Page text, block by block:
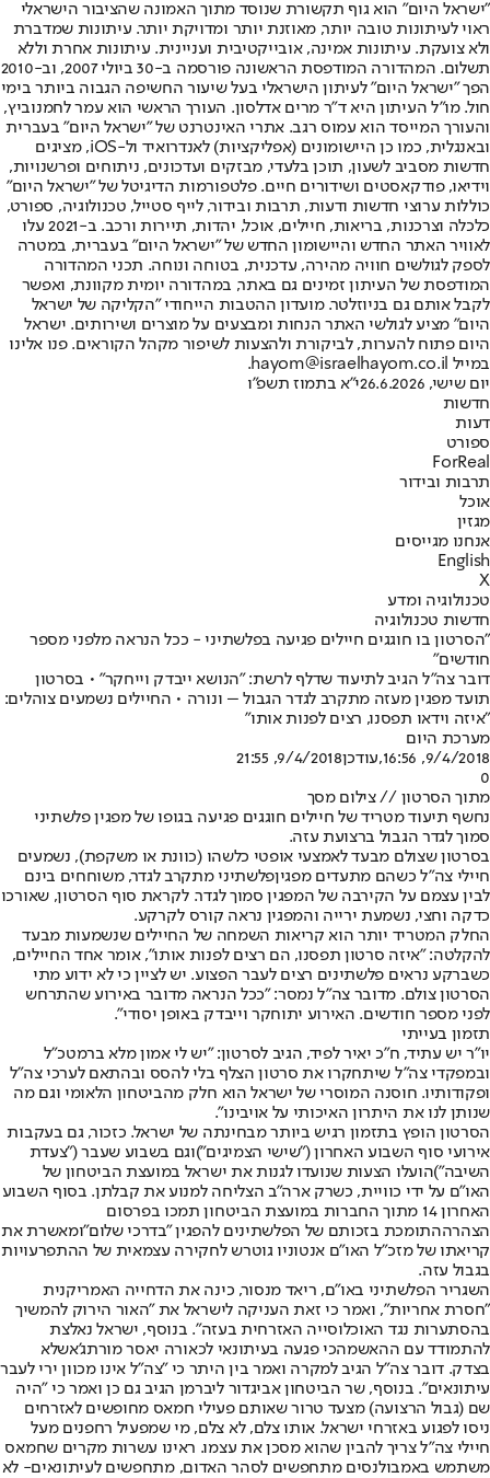
"ישראל היום" הוא גוף תקשורת שנוסד מתוך האמונה שהציבור הישראלי
ראוי לעיתונות טובה יותר, מאוזנת יותר ומדויקת יותר. עיתונות שמדברת
ולא צועקת. עיתונות אמינה, אובייקטיבית ועניינית. עיתונות אחרת וללא
תשלום. המהדורה המודפסת הראשונה פורסמה ב-30 ביולי 2007, וב-2010
הפך "ישראל היום" לעיתון הישראלי בעל שיעור החשיפה הגבוה ביותר בימי
חול. מו"ל העיתון היא ד"ר מרים אדלסון. העורך הראשי הוא עמר לחמנוביץ,
והעורך המייסד הוא עמוס רגב. אתרי האינטרנט של "ישראל היום" בעברית
ובאנגלית, כמו כן היישומונים (אפליקציות) לאנדרואיד ול-iOS, מציגים
חדשות מסביב לשעון, תוכן בלעדי, מבזקים ועדכונים, ניתוחים ופרשנויות,
וידיאו, פודקאסטים ושידורים חיים. פלטפורמות הדיגיטל של "ישראל היום"
כוללות ערוצי חדשות ודעות, תרבות ובידור, לייף סטייל, טכנולוגיה, ספורט,
כלכלה וצרכנות, בריאות, חיילים, אוכל, יהדות, תיירות ורכב. ב-2021 עלו
לאוויר האתר החדש והיישומון החדש של "ישראל היום" בעברית, במטרה
לספק לגולשים חוויה מהירה, עדכנית, בטוחה ונוחה. תכני המהדורה
המודפסת של העיתון זמינים גם באתר, במהדורה יומית מקוונת, ואפשר
לקבל אותם גם בניוזלטר. מועדון ההטבות הייחודי "הקליקה של ישראל
היום" מציע לגולשי האתר הנחות ומבצעים על מוצרים ושירותים. ישראל
היום פתוח להערות, לביקורת ולהצעות לשיפור מקהל הקוראים. פנו אלינו
במייל hayom@israelhayom.co.il.
יום שישי, 26.6.2026
י"א בתמוז תשפ"ו
חדשות
דעות
ספורט
ForReal
תרבות ובידור
אוכל
מגזין
אנחנו מגייסים
English
X
טכנולוגיה ומדע
חדשות טכנולוגיה
"הסרטון בו חוגגים חיילים פגיעה בפלשתיני - ככל הנראה מלפני מספר
חודשים"
דובר צה"ל הגיב לתיעוד שדלף לרשת: "הנושא ייבדק וייחקר" • בסרטון
תועד מפגין מעזה מתקרב לגדר הגבול – ונורה • החיילים נשמעים צוהלים:
"איזה וידאו תפסנו, רצים לפנות אותו"
מערכת היום
9/4/2018, 16:56
,עודכן9/4/2018, 21:55
0
מתוך הסרטון // צילום מסך
נחשף תיעוד מטריד של חיילים חוגגים פגיעה בגופו של מפגין פלשתיני
סמוך לגדר הגבול ברצועת עזה.
בסרטון שצולם מבעד לאמצעי אופטי כלשהו (כוונת או משקפת), נשמעים
חיילי צה"ל כשהם מתעדים מפגיןפלשתיני מתקרב לגדר, משוחחים בינם
לבין עצמם על הקירבה של המפגין סמוך לגדר. לקראת סוף הסרטון, שאורכו
כדקה וחצי, נשמעת ירייה והמפגין נראה קורס לקרקע.
החלק המטריד יותר הוא קריאות השמחה של החיילים שנשמעות מבעד
להקלטה: "איזה סרטון תפסנו, הם רצים לפנות אותו", אומר אחד החיילים,
כשברקע נראים פלשתינים רצים לעבר הפצוע. יש לציין כי לא ידוע מתי
הסרטון צולם. מדובר צה"ל נמסר: "ככל הנראה מדובר באירוע שהתרחש
לפני מספר חודשים. האירוע יתוחקר וייבדק באופן יסודי".
תזמון בעייתי
יו"ר יש עתיד, ח"כ יאיר לפיד, הגיב לסרטון: "יש לי אמון מלא ברמטכ״ל
ובמפקדי צה״ל שיתחקרו את סרטון הצלף בלי להסס ובהתאם לערכי צה״ל
ופקודותיו. חוסנה המוסרי של ישראל הוא חלק מהביטחון הלאומי וגם מה
שנותן לנו את היתרון האיכותי על אויבינו".
הסרטון הופץ בתזמון רגיש ביותר מבחינתה של ישראל. כזכור, גם בעקבות
אירועי סוף השבוע האחרון ("שישי הצמיגים")וגם בשבוע שעבר ("צעדת
השיבה")הועלו הצעות שנועדו לגנות את ישראל במועצת הביטחון של
האו"ם על ידי כוויית, כשרק ארה"ב הצליחה למנוע את קבלתן. בסוף השבוע
האחרון 14 מתוך החברות במועצת הביטחון תמכו בפרסום
הצהרההתומכת בזכותם של הפלשתינים להפגין "בדרכי שלום"ומאשרת את
קריאתו של מזכ"ל האו"ם אנטוניו גוטרש לחקירה עצמאית של ההתפרעויות
בגבול עזה.
השגריר הפלשתיני באו"ם, ריאד מנסור, כינה את הדחייה האמריקנית
"חסרת אחריות", ואמר כי זאת העניקה לישראל את "האור הירוק להמשיך
בהסתערות נגד האוכלוסייה האזרחית בעזה". בנוסף, ישראל נאלצת
להתמודד עם ההאשמהכי פגעה בעיתונאי לכאורה יאסר מורתג'אשלא
בצדק. דובר צה"ל הגיב למקרה ואמר בין היתר כי "צה"ל אינו מכוון ירי לעבר
עיתונאים". בנוסף, שר הביטחון אביגדור ליברמן הגיב גם כן ואמר כי "היה
שם (גבול הרצועה) מצעד טרור שאותם פעילי חמאס מחופשים לאזרחים
ניסו לפגוע באזרחי ישראל. אותו צלם, לא צלם, מי שמפעיל רחפנים מעל
חיילי צה"ל צריך להבין שהוא מסכן את עצמו. ראינו עשרות מקרים שחמאס
משתמש באמבולנסים מתחפשים לסהר האדום, מתחפשים לעיתונאים- לא